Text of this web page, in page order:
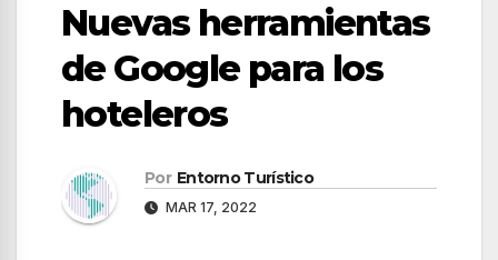
contenidoNuevas herramientas
de Google para los
hoteleros
Por Entorno Turístico
MAR 17, 2022